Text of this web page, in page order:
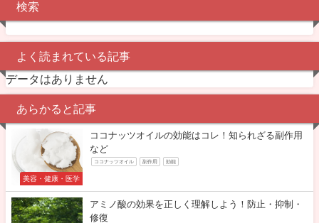
検索
よく読まれている記事
データはありません
あらかると記事
美容・健康・医学
ココナッツオイルの効能はコレ！知られざる副作用
など
ココナッツオイル 副作用 効能
アミノ酸の効果を正しく理解しよう！防止・抑制・
修復